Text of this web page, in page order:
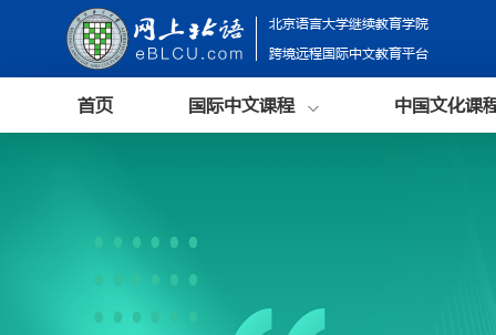
北京语言大学继续教育学院
跨境远程国际中文教育平台
首页 国际中文课程 中国文化课